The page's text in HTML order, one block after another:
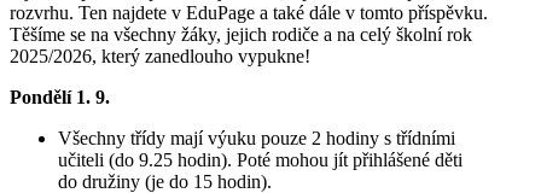
rozvrhu. Ten najdete v EduPage a také dále v tomto příspěvku.
Těšíme se na všechny žáky, jejich rodiče a na celý školní rok
2025/2026, který zanedlouho vypukne!
Pondělí 1. 9.
Všechny třídy mají výuku pouze 2 hodiny s třídními
učiteli (do 9.25 hodin). Poté mohou jít přihlášené děti
do družiny (je do 15 hodin).